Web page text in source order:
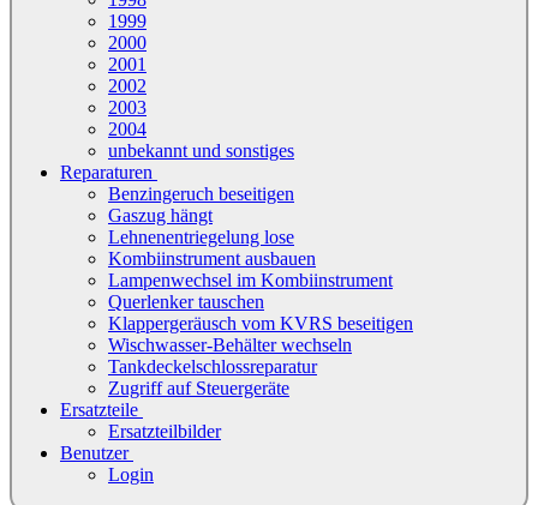
1999
2000
2001
2002
2003
2004
unbekannt und sonstiges
Reparaturen
Benzingeruch beseitigen
Gaszug hängt
Lehnenentriegelung lose
Kombiinstrument ausbauen
Lampenwechsel im Kombiinstrument
Querlenker tauschen
Klappergeräusch vom KVRS beseitigen
Wischwasser-Behälter wechseln
Tankdeckelschlossreparatur
Zugriff auf Steuergeräte
Ersatzteile
Ersatzteilbilder
Benutzer
Login